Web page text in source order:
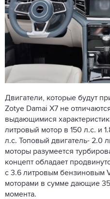
Двигатели, которые будут
Zotye Damai X7 не
выдающимися
литровый мотор в 150 л.с. и
л.с. Топовый двигатель- 2.0
моторы разумеется
концепт обладает
с 3.6 литровым бензиновым
моторами в сумме дающие
момента.